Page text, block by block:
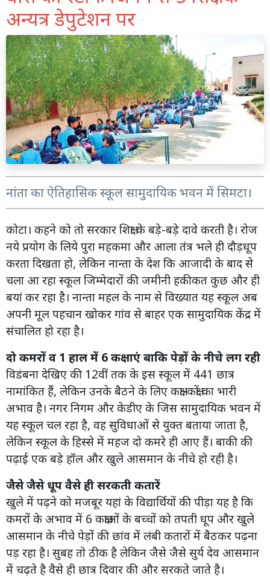
अन्यत्र डेपुटेशन पर
नांता का ऐतिहासिक स्कूल सामुदायिक भवन में सिमटा।
कोटा। कहने को तो सरकार शिक्षा के बड़े-बड़े दावे करती है। राेज
नये प्रयोग के लिये पुरा महकमा और आला तंंत्र भले ही दौड़धूप
करता दिखता हो, लेकिन नान्ता के देश कि आजादी के बाद से
चला आ रहा स्कूल जिम्मेदाराें की जमीनी हकीकत कुछ और ही
बयां कर रहा है। नान्ता महल के नाम से विख्यात यह स्कूल अब
अपनी मूल पहचान खोकर गांव से बाहर एक सामुदायिक केंद्र में
संचालित हो रहा है।
दो कमरों व 1 हाल में 6 कक्षाएं बाकि पेड़ों के नीचे लग रही
विडंबना देखिए की 12वीं तक के इस स्कूल में 441 छात्र
नामांकित हैं, लेकिन उनके बैठने के लिए कक्षा-कक्षों का भारी
अभाव है। नगर निगम और केडीए के जिस सामुदायिक भवन में
यह स्कूल चल रहा है, वह सुविधाओं से युक्त बताया जाता है,
लेकिन स्कूल के हिस्से में महज दो कमरे ही आए हैं। बाकी की
पढ़ाई एक बड़े हॉल और खुले आसमान के नीचे हो रही है।
जैसे जैसे धूप वैसे ही सरकती कतारें
खुले में पढ़ने को मजबूर यहां के विद्यार्थियों की पीड़ा यह है कि
कमरों के अभाव में 6 कक्षाओं के बच्चों को तपती धूप और खुले
आसमान के नीचे पेड़ों की छांव में लंबी कतारों में बैठकर पढ़ना
पड़ रहा है। सुबह तो ठीक है लेकिन जैसे जैसे सुर्य देव आसमान
में चढ़ते है वैसे ही छात्र दिवार की और सरकते जाते है।